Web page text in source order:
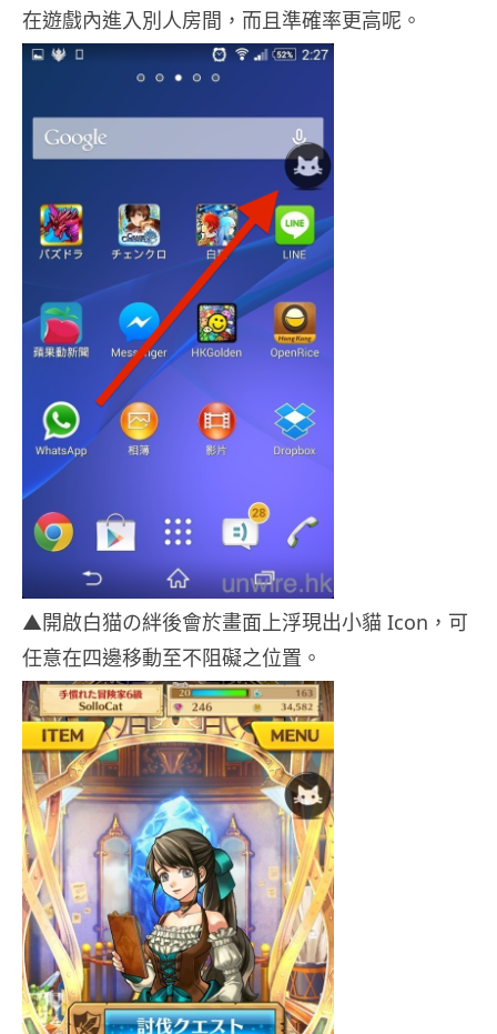
在遊戲內進入別人房間，而且準確率更高呢。
▲開啟白猫の絆後會於畫面上浮現出小貓 Icon，可
任意在四邊移動至不阻礙之位置。